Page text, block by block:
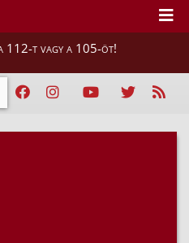
112-t vagy a 105-öt!